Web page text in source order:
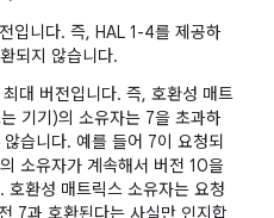
입니다. 즉, HAL 1-4를 제공하
되지 않습니다.
대 버전입니다. 즉, 호환성 매트
기기)의 소유자는 7을 초과하
습니다. 예를 들어 7이 요청되
소유자가 계속해서 버전 10을
호환성 매트릭스 소유자는 요청
7과 호환된다는 사실만 인지합